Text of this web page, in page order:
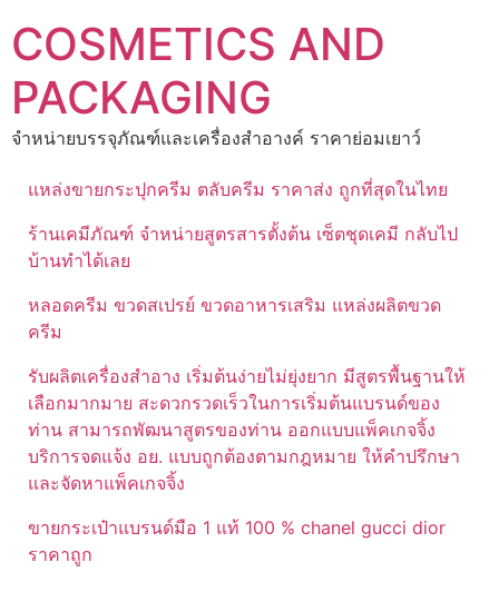
to
content
COSMETICS AND
PACKAGING
จำหน่ายบรรจุภัณฑ์และเครื่องสำอางค์ ราคาย่อมเยาว์
แหล่งขายกระปุกครีม ตลับครีม ราคาส่ง ถูกที่สุดในไทย
ร้านเคมีภัณฑ์ จำหน่ายสูตรสารตั้งต้น เซ็ตชุดเคมี กลับไป
บ้านทำได้เลย
หลอดครีม ขวดสเปรย์ ขวดอาหารเสริม แหล่งผลิตขวด
ครีม
รับผลิตเครื่องสำอาง เริ่มต้นง่ายไม่ยุ่งยาก มีสูตรพื้นฐานให้
เลือกมากมาย สะดวกรวดเร็วในการเริ่มต้นแบรนด์ของ
ท่าน สามารถพัฒนาสูตรของท่าน ออกแบบแพ็คเกจจิ้ง
บริการจดแจ้ง อย. แบบถูกต้องตามกฎหมาย ให้คำปรึกษา
และจัดหาแพ็คเกจจิ้ง
ขายกระเป๋าแบรนด์มือ 1 แท้ 100 % chanel gucci dior
ราคาถูก